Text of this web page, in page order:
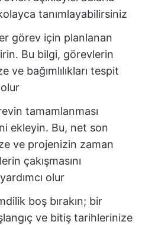
tanımlayabilirsiniz
görev için planlanan
Bu bilgi, görevlerin
ve bağımlılıkları tespit
tamamlanması
ekleyin. Bu, net son
ve projenizin zaman
çakışmasını
olur
boş bırakın; bir
ve bitiş tarihlerinize